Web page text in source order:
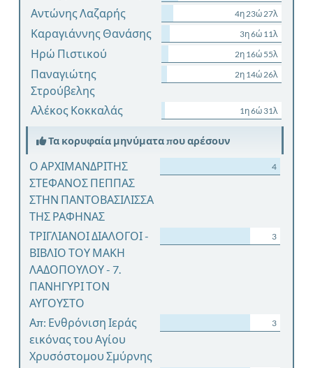
Αντώνης Λαζαρής 4η 23ώ 27λ
Καραγιάννης Θανάσης 3η 6ώ 11λ
Ηρώ Πιστικού 2η 16ώ 55λ
Παναγιώτης
Στρούβελης
2η 14ώ 26λ
Αλέκος Κοκκαλάς 1η 6ώ 31λ
Τα κορυφαία μηνύματα που αρέσουν
Ο ΑΡΧΙΜΑΝΔΡΙΤΗΣ
ΣΤΕΦΑΝΟΣ ΠΕΠΠΑΣ
ΣΤΗΝ ΠΑΝΤΟΒΑΣΙΛΙΣΣΑ
ΤΗΣ ΡΑΦΗΝΑΣ
4
ΤΡΙΓΛΙΑΝΟΙ ΔΙΑΛΟΓΟΙ -
ΒΙΒΛΙΟ ΤΟΥ ΜΑΚΗ
ΛΑΔΟΠΟΥΛΟΥ - 7.
ΠΑΝΗΓΥΡΙ ΤΟΝ
ΑΥΓΟΥΣΤΟ
3
Απ: Ενθρόνιση Ιεράς
εικόνας του Αγίου
Χρυσόστομου Σμύρνης
3